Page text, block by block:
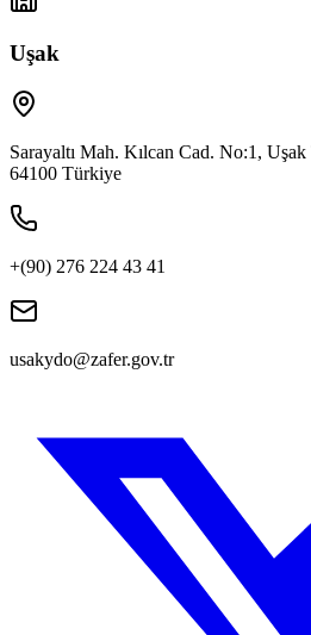
Uşak
Sarayaltı Mah. Kılcan Cad. No:1,
64100 Türkiye
+(90) 276 224 43 41
usakydo@zafer.gov.tr